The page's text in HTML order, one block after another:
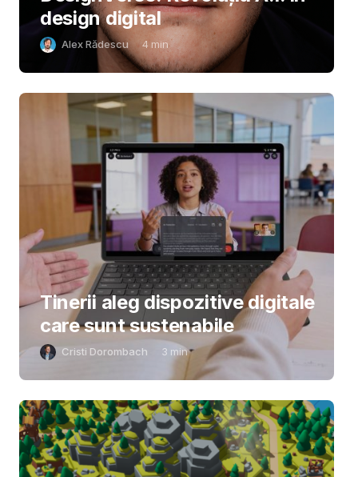
design digital
Alex Rădescu 4 min
Tinerii aleg dispozitive digitale
care sunt sustenabile
Cristi Dorombach 3 min